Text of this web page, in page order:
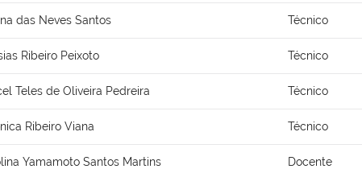
das Neves Santos Técnico
Ribeiro Peixoto Técnico
Teles de Oliveira Pedreira Técnico
Ribeiro Viana Técnico
Yamamoto Santos Martins Docente